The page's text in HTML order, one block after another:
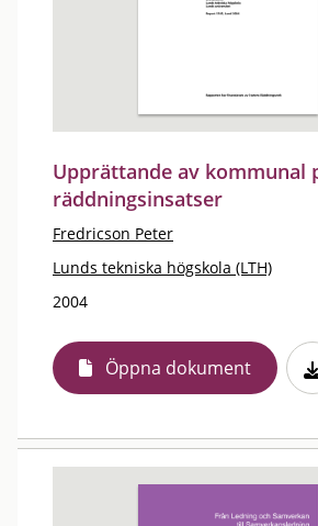
Upprättande av kommunal
räddningsinsatser
Fredricson Peter
Lunds tekniska högskola (LTH)
2004
Öppna dokument